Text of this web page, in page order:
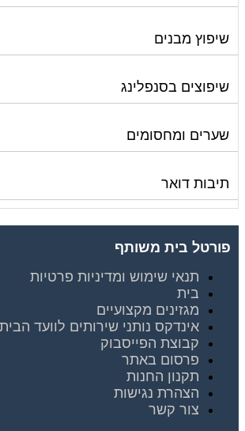
שיפוץ מבנים
שיפוצים בסנפלינג
שערים ומחסומים
תיבות דואר
פורטל בית משותף
תנאי שימוש ומדיניות פרטיות
בית
מגזינים מקצועיים
אינדקס נותני שירותים לוועד הבית
קבוצת הפייסבוק
פרסום באתר
תקנון החנות
הצהרת נגישות
צור קשר